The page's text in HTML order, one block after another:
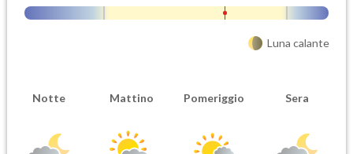
Luna calante
Notte Mattino Pomeriggio Sera